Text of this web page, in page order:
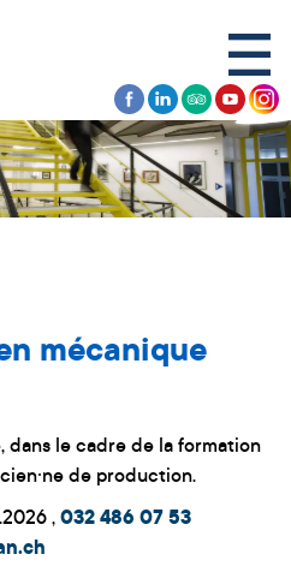
mécanique
dans le cadre de la formation
de production.
, 032 486 07 53